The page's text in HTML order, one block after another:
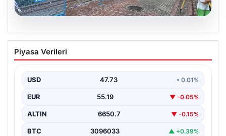
08.08.2026
Temel kazısı etrafındaki binalara zarar
verdi. 4 bina boşaltıldı
Piyasa Verileri
USD 47.73 • 0.01%
EUR 55.19 ▼ -0.05%
ALTIN 6650.7 ▼ -0.15%
BTC 3096033 ▲ +0.39%